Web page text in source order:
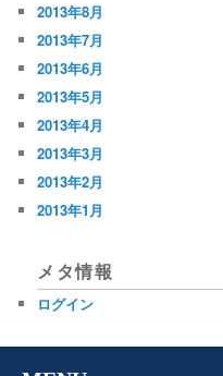
2013年8月
2013年7月
2013年6月
2013年5月
2013年4月
2013年3月
2013年2月
2013年1月
メタ情報
ログイン